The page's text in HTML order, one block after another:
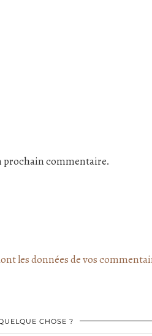
prochain commentaire.
les données de vos
CHOSE ?